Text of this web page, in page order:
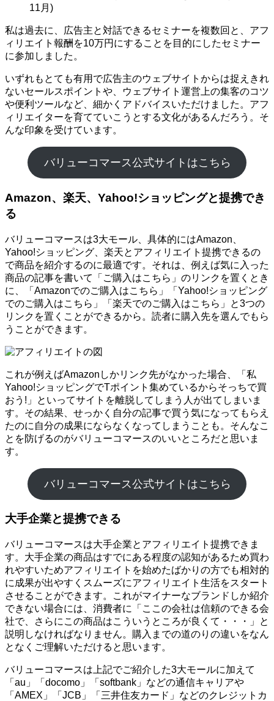
11月)
私は過去に、広告主と対話できるセミナーを複数回と、アフ
ィリエイト報酬を10万円にすることを目的にしたセミナー
に参加しました。
いずれもとても有用で広告主のウェブサイトからは捉えきれ
ないセールスポイントや、ウェブサイト運営上の集客のコツ
や便利ツールなど、細かくアドバイスいただけました。アフ
ィリエイターを育てていこうとする文化があるんだろう。そ
んな印象を受けています。
バリューコマース公式サイトはこちら
Amazon、楽天、Yahoo!ショッピングと提携でき
る
バリューコマースは3大モール、具体的にはAmazon、
Yahoo!ショッピング、楽天とアフィリエイト提携できるの
で商品を紹介するのに最適です。それは、例えば気に入った
商品の記事を書いて「ご購入はこちら」のリンクを置くとき
に、「Amazonでのご購入はこちら」「Yahoo!ショッピング
でのご購入はこちら」「楽天でのご購入はこちら」と3つの
リンクを置くことができるから。読者に購入先を選んでもら
うことができます。
これが例えばAmazonしかリンク先がなかった場合、「私
Yahoo!ショッピングでTポイント集めているからそっちで買
おう!」といってサイトを離脱してしまう人が出てしまいま
す。その結果、せっかく自分の記事で買う気になってもらえ
たのに自分の成果にならなくなってしまうことも。そんなこ
とを防げるのがバリューコマースのいいところだと思いま
す。
バリューコマース公式サイトはこちら
大手企業と提携できる
バリューコマースは大手企業とアフィリエイト提携できま
す。大手企業の商品はすでにある程度の認知があるため買わ
れやすいためアフィリエイトを始めたばかりの方でも相対的
に成果が出やすくスムーズにアフィリエイト生活をスタート
させることができます。これがマイナーなブランドしか紹介
できない場合には、消費者に「ここの会社は信頼のできる会
社で、さらにこの商品はこういうところが良くて・・・」と
説明しなければなりません。購入までの道のりの違いをなん
となくご理解いただけると思います。
バリューコマースは上記でご紹介した3大モールに加えて
「au」「docomo」「softbank」などの通信キャリアや
「AMEX」「JCB」「三井住友カード」などのクレジットカ